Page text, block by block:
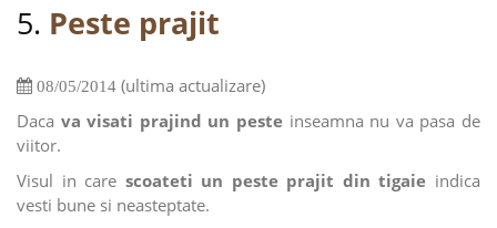
5. Peste prajit
08/05/2014 (ultima actualizare)
Daca va visati prajind un peste inseamna nu va pasa de
viitor.
Visul in care scoateti un peste prajit din tigaie indica
vesti bune si neasteptate.